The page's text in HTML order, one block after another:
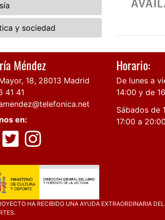
y sociedad
Méndez
18, 28013 Madrid
41 41
en:
Horario:
De lunes a
14:00 y de
Sábados de
17:00 a
HA RECIBIDO UNA AYUDA EXTRAORDINARIA